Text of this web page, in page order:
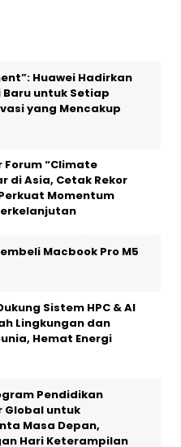
Huawei Hadirkan
untuk Setiap
yang Mencakup
Forum “Climate
di Asia, Cetak Rekor
Momentum
Macbook Pro M5
Sistem HPC & AI
Lingkungan dan
Hemat Energi
Pendidikan
Global untuk
Masa Depan,
Hari Keterampilan